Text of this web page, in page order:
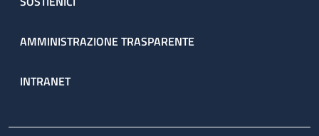
AMMINISTRAZIONE TRASPARENTE
INTRANET